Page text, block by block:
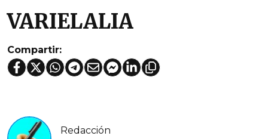
VARIELALIA
Compartir:
Redacción